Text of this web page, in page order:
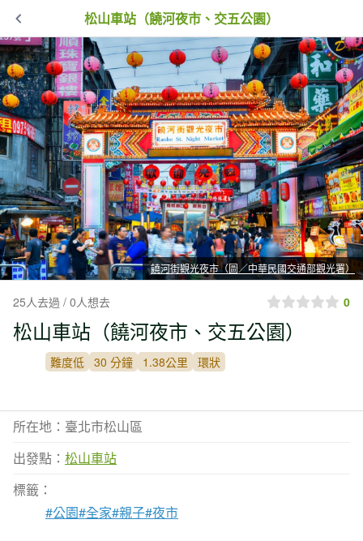
松山車站（饒河夜市、交五公園）
饒河街觀光夜市（圖／中華民國交通部觀光署）
25人去過 / 0人想去 0
松山車站（饒河夜市、交五公園）
難度低 30 分鐘 1.38公里 環狀
所在地：臺北市松山區
出發點： 松山車站
標籤：
#公園#全家#親子#夜市